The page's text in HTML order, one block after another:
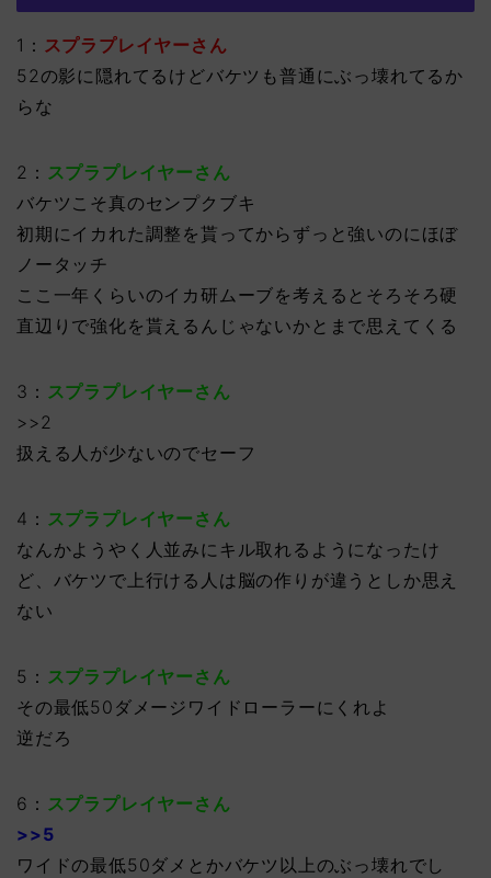
1： スプラプレイヤーさん
52の影に隠れてるけどバケツも普通にぶっ壊れてるか
らな
2： スプラプレイヤーさん
バケツこそ真のセンプクブキ
初期にイカれた調整を貰ってからずっと強いのにほぼ
ノータッチ
ここ一年くらいのイカ研ムーブを考えるとそろそろ硬
直辺りで強化を貰えるんじゃないかとまで思えてくる
3： スプラプレイヤーさん
>>2
扱える人が少ないのでセーフ
4： スプラプレイヤーさん
なんかようやく人並みにキル取れるようになったけ
ど、バケツで上行ける人は脳の作りが違うとしか思え
ない
5： スプラプレイヤーさん
その最低50ダメージワイドローラーにくれよ
逆だろ
6： スプラプレイヤーさん
>>5
ワイドの最低50ダメとかバケツ以上のぶっ壊れでし